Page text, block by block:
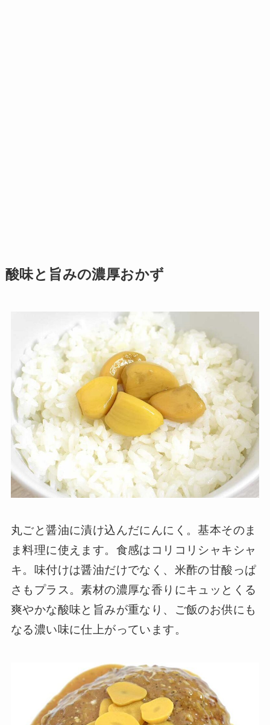
酸味と旨みの濃厚おかず
丸ごと醤油に漬け込んだにんにく。基本そのま
ま料理に使えます。食感はコリコリシャキシャ
キ。味付けは醤油だけでなく、米酢の甘酸っぱ
さもプラス。素材の濃厚な香りにキュッとくる
爽やかな酸味と旨みが重なり、ご飯のお供にも
なる濃い味に仕上がっています。